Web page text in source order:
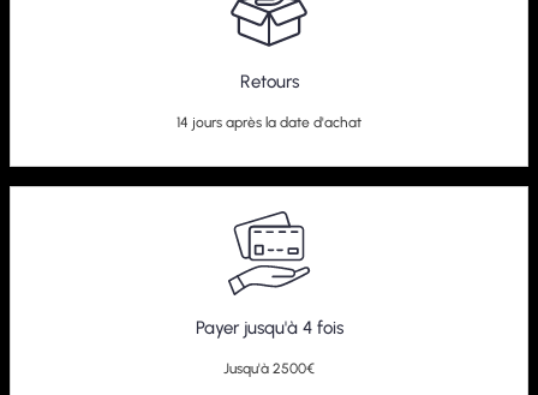
Retours
14 jours après la date d'achat
Payer jusqu'à 4 fois
Jusqu'à 2500€